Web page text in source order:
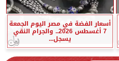
أسعار الفضة في مصر اليوم الجمعة
7 أغسطس 2026.. والجرام النقي
يسجل...